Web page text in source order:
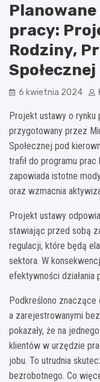
pracy:
Rodziny,
Społecznej
6 kwietnia 2024
Projekt ustawy o rynku
przygotowany przez
Społecznej pod
trafił do programu prac
zapowiada istotne
oraz wzmacnia
Projekt ustawy
stawiając przed sobą
regulacji, które będą
sektora. W
efektywności działania
Podkreślono
a zarejestrowanymi
pokazały, że na
klientów w urzędzie
jobu. To utrudnia
bezrobotnego. Co